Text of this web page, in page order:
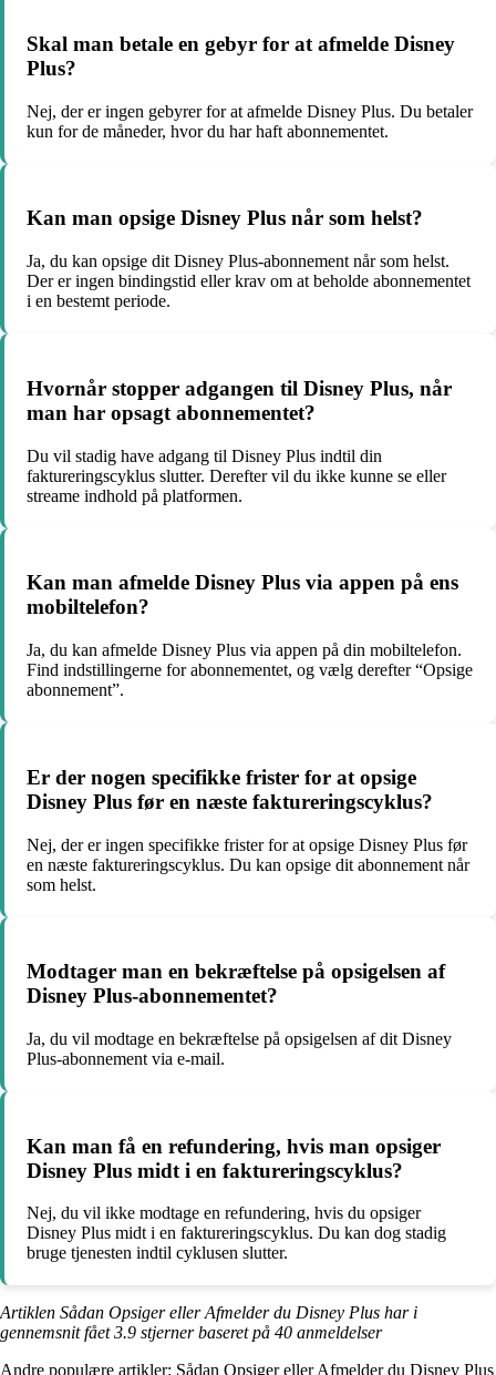
Skal man betale en gebyr for at afmelde Disney
Plus?
Nej, der er ingen gebyrer for at afmelde Disney Plus. Du betaler
kun for de måneder, hvor du har haft abonnementet.
Kan man opsige Disney Plus når som helst?
Ja, du kan opsige dit Disney Plus-abonnement når som helst.
Der er ingen bindingstid eller krav om at beholde abonnementet
i en bestemt periode.
Hvornår stopper adgangen til Disney Plus, når
man har opsagt abonnementet?
Du vil stadig have adgang til Disney Plus indtil din
faktureringscyklus slutter. Derefter vil du ikke kunne se eller
streame indhold på platformen.
Kan man afmelde Disney Plus via appen på ens
mobiltelefon?
Ja, du kan afmelde Disney Plus via appen på din mobiltelefon.
Find indstillingerne for abonnementet, og vælg derefter “Opsige
abonnement”.
Er der nogen specifikke frister for at opsige
Disney Plus før en næste faktureringscyklus?
Nej, der er ingen specifikke frister for at opsige Disney Plus før
en næste faktureringscyklus. Du kan opsige dit abonnement når
som helst.
Modtager man en bekræftelse på opsigelsen af
Disney Plus-abonnementet?
Ja, du vil modtage en bekræftelse på opsigelsen af dit Disney
Plus-abonnement via e-mail.
Kan man få en refundering, hvis man opsiger
Disney Plus midt i en faktureringscyklus?
Nej, du vil ikke modtage en refundering, hvis du opsiger
Disney Plus midt i en faktureringscyklus. Du kan dog stadig
bruge tjenesten indtil cyklusen slutter.
Artiklen Sådan Opsiger eller Afmelder du Disney Plus har i
gennemsnit fået3.9 stjerner baseret på 40 anmeldelser
Andre populære artikler: Sådan Opsiger eller Afmelder du Disney Plus